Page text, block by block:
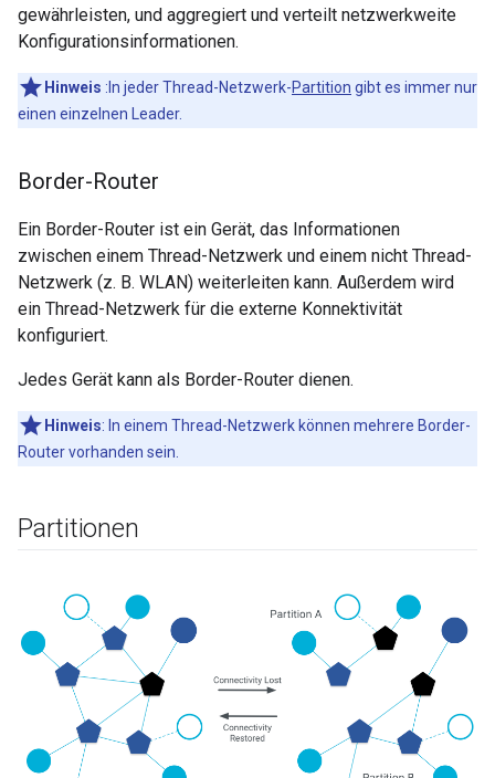
gewährleisten, und aggregiert und verteilt netzwerkweite
Konfigurationsinformationen.
Hinweis :In jeder Thread-Netzwerk-Partition gibt es immer nur
einen einzelnen Leader.
Border-Router
Ein Border-Router ist ein Gerät, das Informationen
zwischen einem Thread-Netzwerk und einem nicht Thread-
Netzwerk (z. B. WLAN) weiterleiten kann. Außerdem wird
ein Thread-Netzwerk für die externe Konnektivität
konfiguriert.
Jedes Gerät kann als Border-Router dienen.
Hinweis: In einem Thread-Netzwerk können mehrere Border-
Router vorhanden sein.
Partitionen